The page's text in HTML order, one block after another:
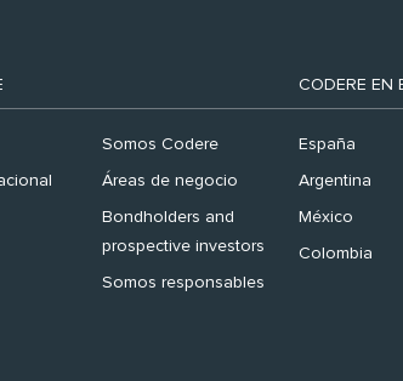
Somos Codere
Áreas de negocio
Bondholders and
prospective investors
Somos responsables
CODERE EN
España
Argentina
México
Colombia